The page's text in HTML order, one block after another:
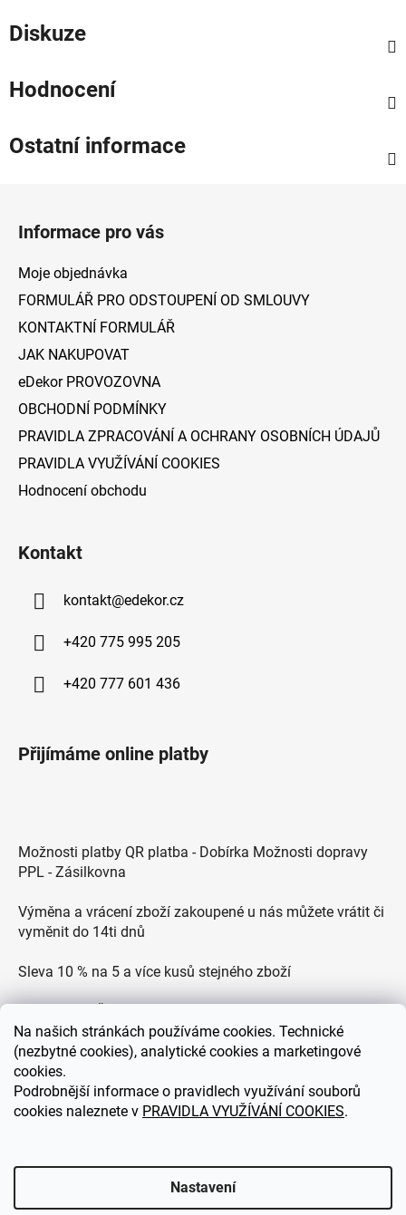
Na našich stránkách používáme cookies. Technické
(nezbytné cookies), analytické cookies a marketingové
cookies.
Podrobnější informace o pravidlech využívání souborů
cookies naleznete v PRAVIDLA VYUŽÍVÁNÍ COOKIES.
Nastavení
Diskuze
Hodnocení
Ostatní informace
Informace pro vás
Moje objednávka
FORMULÁŘ PRO ODSTOUPENÍ OD SMLOUVY
KONTAKTNÍ FORMULÁŘ
JAK NAKUPOVAT
eDekor PROVOZOVNA
OBCHODNÍ PODMÍNKY
PRAVIDLA ZPRACOVÁNÍ A OCHRANY OSOBNÍCH ÚDAJŮ
PRAVIDLA VYUŽÍVÁNÍ COOKIES
Hodnocení obchodu
Kontakt
kontakt@edekor.cz
+420 775 995 205
+420 777 601 436
Přijímáme online platby
Možnosti platby QR platba - Dobírka Možnosti dopravy
PPL - Zásilkovna
Výměna a vrácení zboží zakoupené u nás můžete vrátit či
vyměnit do 14ti dnů
Sleva 10 % na 5 a více kusů stejného zboží
Zákaznická podpora každý všední den od 9.00 do 18.00
hodin
eDEKOR.cz